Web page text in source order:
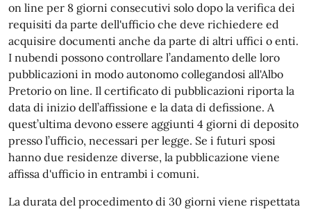
on line per 8 giorni consecutivi solo dopo la verifica dei
requisiti da parte dell'ufficio che deve richiedere ed
acquisire documenti anche da parte di altri uffici o enti.
I nubendi possono controllare l’andamento delle loro
pubblicazioni in modo autonomo collegandosi all'Albo
Pretorio on line. Il certificato di pubblicazioni riporta la
data di inizio dell’affissione e la data di defissione. A
quest’ultima devono essere aggiunti 4 giorni di deposito
presso l’ufficio, necessari per legge. Se i futuri sposi
hanno due residenze diverse, la pubblicazione viene
affissa d'ufficio in entrambi i comuni.
La durata del procedimento di 30 giorni viene rispettata